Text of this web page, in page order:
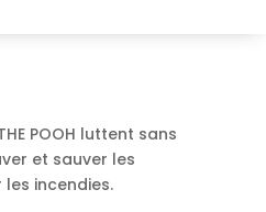
POOH luttent sans
et sauver les
incendies.